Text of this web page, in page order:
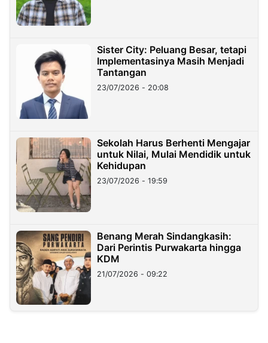
Sister City: Peluang Besar, tetapi
Implementasinya Masih Menjadi
Tantangan
23/07/2026 - 20:08
Sekolah Harus Berhenti Mengajar
untuk Nilai, Mulai Mendidik untuk
Kehidupan
23/07/2026 - 19:59
Benang Merah Sindangkasih:
Dari Perintis Purwakarta hingga
KDM
21/07/2026 - 09:22